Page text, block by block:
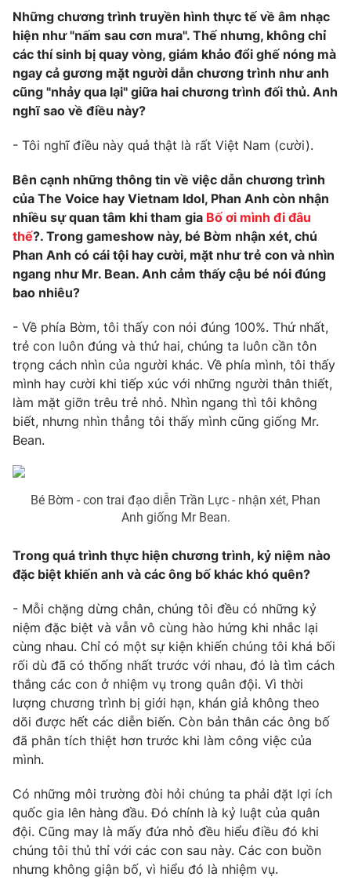
® Cấm sao chép dưới mọi hình thức nếu không có sự chấp
thuận bằng văn bản. Ghi rõ nguồn VTV.vn khi phát hành lại
thông tin từ website này.
Những chương trình truyền hình thực tế về âm nhạc
hiện như "nấm sau cơn mưa". Thế nhưng, không chỉ
các thí sinh bị quay vòng, giám khảo đổi ghế nóng mà
ngay cả gương mặt người dẫn chương trình như anh
cũng "nhảy qua lại" giữa hai chương trình đối thủ. Anh
nghĩ sao về điều này?
- Tôi nghĩ điều này quả thật là rất Việt Nam (cười).
Bên cạnh những thông tin về việc dẫn chương trình
của The Voice hay Vietnam Idol, Phan Anh còn nhận
nhiều sự quan tâm khi tham gia Bố ơi mình đi đâu
thế?. Trong gameshow này, bé Bờm nhận xét, chú
Phan Anh có cái tội hay cười, mặt như trẻ con và nhìn
ngang như Mr. Bean. Anh cảm thấy cậu bé nói đúng
bao nhiêu?
- Về phía Bờm, tôi thấy con nói đúng 100%. Thứ nhất,
trẻ con luôn đúng và thứ hai, chúng ta luôn cần tôn
trọng cách nhìn của người khác. Về phía mình, tôi thấy
mình hay cười khi tiếp xúc với những người thân thiết,
làm mặt giỡn trêu trẻ nhỏ. Nhìn ngang thì tôi không
biết, nhưng nhìn thẳng tôi thấy mình cũng giống Mr.
Bean.
Bé Bờm - con trai đạo diễn Trần Lực - nhận xét, Phan
Anh giống Mr Bean.
Trong quá trình thực hiện chương trình, kỷ niệm nào
đặc biệt khiến anh và các ông bố khác khó quên?
- Mỗi chặng dừng chân, chúng tôi đều có những kỷ
niệm đặc biệt và vẫn vô cùng hào hứng khi nhắc lại
cùng nhau. Chỉ có một sự kiện khiến chúng tôi khá bối
rối dù đã có thống nhất trước với nhau, đó là tìm cách
thắng các con ở nhiệm vụ trong quân đội. Vì thời
lượng chương trình bị giới hạn, khán giả không theo
dõi được hết các diễn biến. Còn bản thân các ông bố
đã phân tích thiệt hơn trước khi làm công việc của
mình.
Có những môi trường đòi hỏi chúng ta phải đặt lợi ích
quốc gia lên hàng đầu. Đó chính là kỷ luật của quân
đội. Cũng may là mấy đứa nhỏ đều hiểu điều đó khi
chúng tôi thủ thỉ với các con sau này. Các con buồn
nhưng không giận bố, vì hiểu đó là nhiệm vụ.